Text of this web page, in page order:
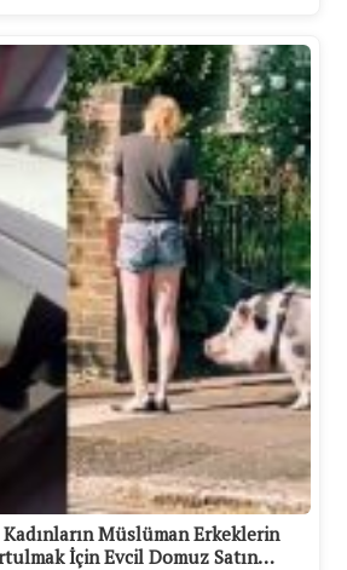
Kadınların Müslüman Erkeklerin
İçin Evcil Domuz Satın…